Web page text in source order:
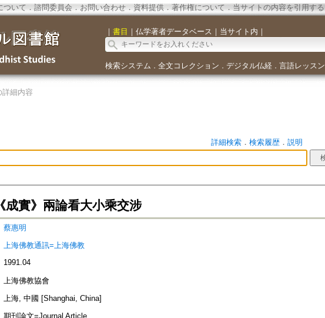
ついて ． 諮問委員会． お問い合わせ． 資料提供． 著作権について．当サイトの内容を引用する
｜ 書目 ｜ 仏学著者データベース ｜ 当サイト内 ｜
検索システム ． 全文コレクション ． デジタル仏経． 言語レッスン
詳細内容
詳細検索． 検索履歴． 説明
成實》兩論看大小乘交涉
蔡惠明
上海佛教通訊=上海佛教
1991.04
上海佛教協會
上海, 中國 [Shanghai, China]
期刊論文=Journal Article